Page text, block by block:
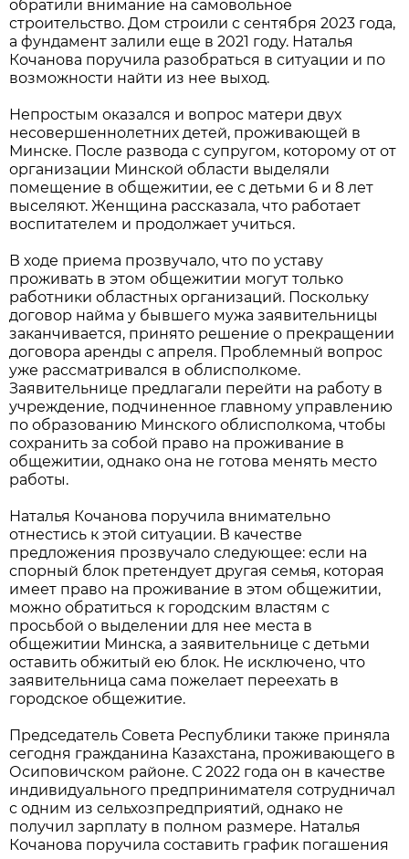
обратили внимание на самовольное
строительство. Дом строили с сентября 2023 года,
а фундамент залили еще в 2021 году. Наталья
Кочанова поручила разобраться в ситуации и по
возможности найти из нее выход.
Непростым оказался и вопрос матери двух
несовершеннолетних детей, проживающей в
Минске. После развода с супругом, которому от от
организации Минской области выделяли
помещение в общежитии, ее с детьми 6 и 8 лет
выселяют. Женщина рассказала, что работает
воспитателем и продолжает учиться.
В ходе приема прозвучало, что по уставу
проживать в этом общежитии могут только
работники областных организаций. Поскольку
договор найма у бывшего мужа заявительницы
заканчивается, принято решение о прекращении
договора аренды с апреля. Проблемный вопрос
уже рассматривался в облисполкоме.
Заявительнице предлагали перейти на работу в
учреждение, подчиненное главному управлению
по образованию Минского облисполкома, чтобы
сохранить за собой право на проживание в
общежитии, однако она не готова менять место
работы.
Наталья Кочанова поручила внимательно
отнестись к этой ситуации. В качестве
предложения прозвучало следующее: если на
спорный блок претендует другая семья, которая
имеет право на проживание в этом общежитии,
можно обратиться к городским властям с
просьбой о выделении для нее места в
общежитии Минска, а заявительнице с детьми
оставить обжитый ею блок. Не исключено, что
заявительница сама пожелает переехать в
городское общежитие.
Председатель Совета Республики также приняла
сегодня гражданина Казахстана, проживающего в
Осиповичском районе. С 2022 года он в качестве
индивидуального предпринимателя сотрудничал
с одним из сельхозпредприятий, однако не
получил зарплату в полном размере. Наталья
Кочанова поручила составить график погашения